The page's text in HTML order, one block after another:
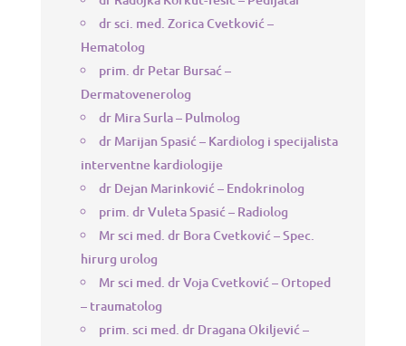
dr sci. med. Zorica Cvetković –
Hematolog
prim. dr Petar Bursać –
Dermatovenerolog
dr Mira Surla – Pulmolog
dr Marijan Spasić – Kardiolog i specijalista
interventne kardiologije
dr Dejan Marinković – Endokrinolog
prim. dr Vuleta Spasić – Radiolog
Mr sci med. dr Bora Cvetković – Spec.
hirurg urolog
Mr sci med. dr Voja Cvetković – Ortoped
– traumatolog
prim. sci med. dr Dragana Okiljević –